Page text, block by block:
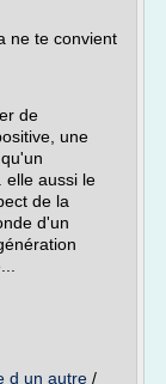
ne te convient
de
une
elle aussi le
de la
d'un
d un autre /